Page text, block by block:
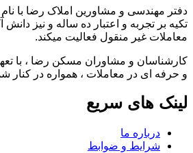
دفتر مهندسی و مشاورین املاک رضا با
تکیه بر تجربه و اعتبار ده ساله و نیز
معاملات غیر منقول فعالیت میکند.
کارشناسان و مشاوران مسکن رضا ، با
و حرفه ای در معاملات ، همواره در کنار
لینک های سریع
درباره ما
شرایط و ضوابط